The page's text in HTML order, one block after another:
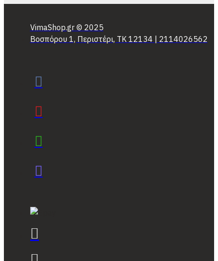
VimaShop.gr © 2025
Βοσπόρου 1, Περιστέρι, ΤΚ 12134 | 2114026562